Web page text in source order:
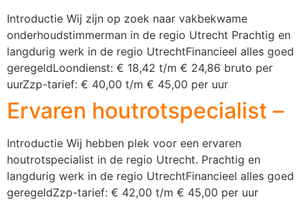
Introductie Wij zijn op zoek naar vakbekwame
onderhoudstimmerman in de regio Utrecht Prachtig en
langdurig werk in de regio UtrechtFinancieel alles goed
geregeldLoondienst: € 18,42 t/m € 24,86 bruto per
uurZzp-tarief: € 40,00 t/m € 45,00 per uur
Ervaren houtrotspecialist –
Introductie Wij hebben plek voor een ervaren
houtrotspecialist in de regio Utrecht. Prachtig en
langdurig werk in de regio UtrechtFinancieel alles goed
geregeldZzp-tarief: € 42,00 t/m € 45,00 per uur